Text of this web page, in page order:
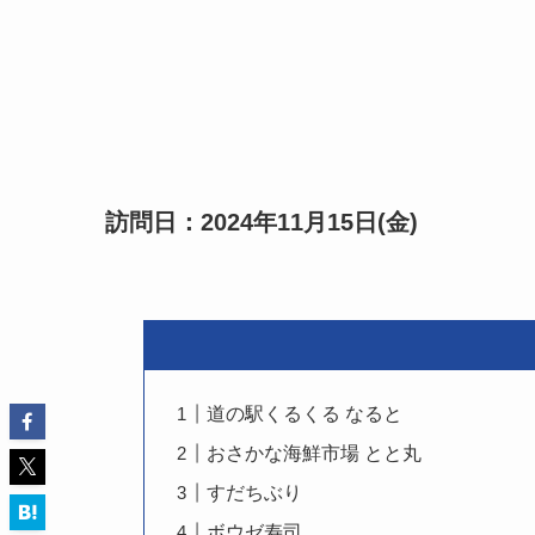
訪問日：2024年11月15日(金)
道の駅くるくる なると
おさかな海鮮市場 とと丸
すだちぶり